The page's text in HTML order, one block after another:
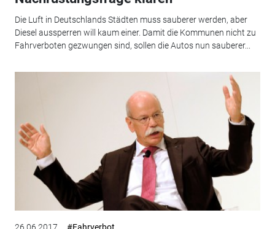
Die Luft in Deutschlands Städten muss sauberer werden, aber
Diesel aussperren will kaum einer. Damit die Kommunen nicht zu
Fahrverboten gezwungen sind, sollen die Autos nun sauberer...